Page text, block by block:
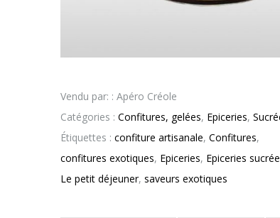
Vendu par: : Apéro Créole
Catégories : Confitures, gelées, Epiceries,
Étiquettes : confiture artisanale, Confitures,
confitures exotiques, Epiceries, Epiceries
Le petit déjeuner, saveurs exotiques